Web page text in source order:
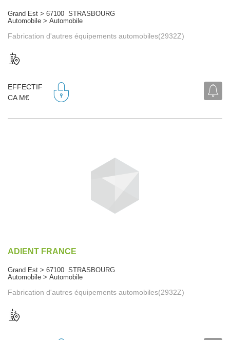
Grand Est > 67100 STRASBOURG
Automobile > Automobile
Fabrication d'autres équipements automobiles(2932Z)
EFFECTIF
CA M€
ADIENT FRANCE
Grand Est > 67100 STRASBOURG
Automobile > Automobile
Fabrication d'autres équipements automobiles(2932Z)